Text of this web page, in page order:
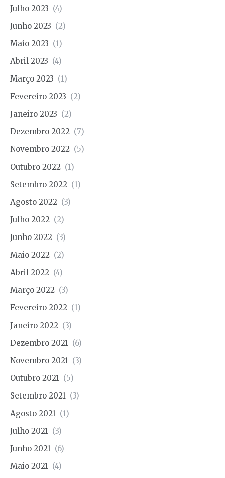
Julho 2023 (4)
Junho 2023 (2)
Maio 2023 (1)
Abril 2023 (4)
Março 2023 (1)
Fevereiro 2023 (2)
Janeiro 2023 (2)
Dezembro 2022 (7)
Novembro 2022 (5)
Outubro 2022 (1)
Setembro 2022 (1)
Agosto 2022 (3)
Julho 2022 (2)
Junho 2022 (3)
Maio 2022 (2)
Abril 2022 (4)
Março 2022 (3)
Fevereiro 2022 (1)
Janeiro 2022 (3)
Dezembro 2021 (6)
Novembro 2021 (3)
Outubro 2021 (5)
Setembro 2021 (3)
Agosto 2021 (1)
Julho 2021 (3)
Junho 2021 (6)
Maio 2021 (4)